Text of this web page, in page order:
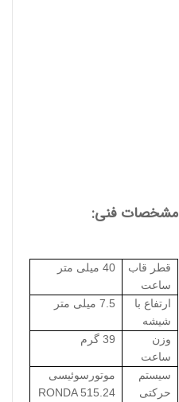
مشخصات فنی:
قطر قاب
ساعت
40 میلی متر
ارتفاع با
شیشه
7.5 میلی متر
وزن
ساعت
39 گرم
سیستم
حرکتی
موتورسوئیسی
RONDA 515.24